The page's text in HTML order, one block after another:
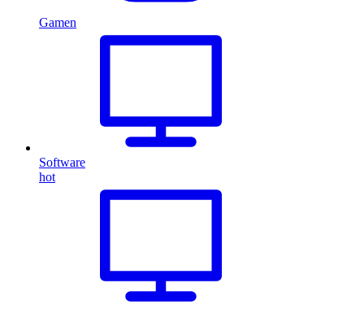
Gamen
Software
hot